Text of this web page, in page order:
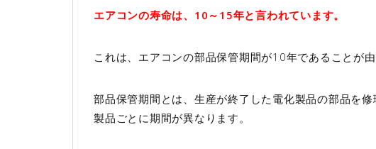
エアコンの寿命は、10～15年と言われています。
これは、エアコンの部品保管期間が10年であることが由
部品保管期間とは、生産が終了した電化製品の部品を
製品ごとに期間が異なります。